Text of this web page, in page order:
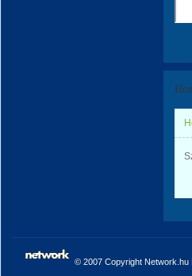
© 2007 Copyright Network.hu